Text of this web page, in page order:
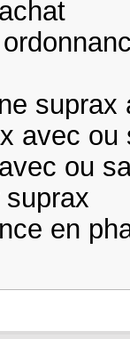
suprax
avec ou
ou
en